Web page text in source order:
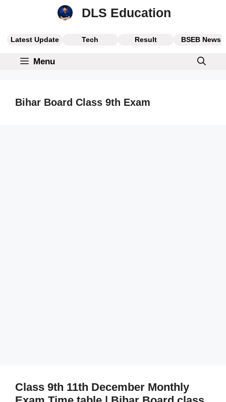
DLS Education
Latest Update Tech Result BSEB News
Menu
Bihar Board Class 9th Exam
Class 9th 11th December Monthly